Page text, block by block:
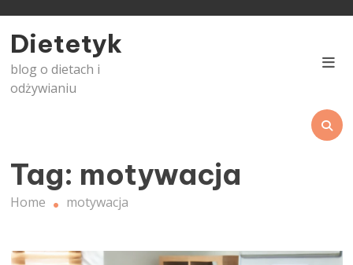
content
Dietetyk
blog o dietach i
odżywianiu
Tag: motywacja
Home motywacja